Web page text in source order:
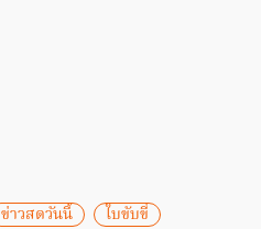
ข่าวสดวันนี้ ใบขับขี่